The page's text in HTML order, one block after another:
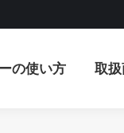
の使い方 取
方 取扱商品